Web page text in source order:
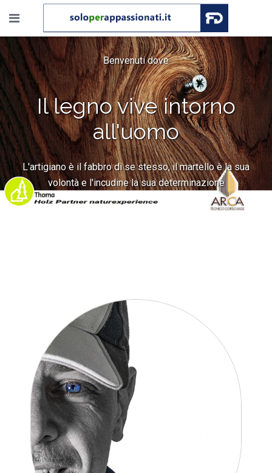
Benvenuti dove
Il legno vive intorno
all'uomo
L'artigiano è il fabbro di se stesso, il martello è la sua
volontà e l'incudine la sua determinazione